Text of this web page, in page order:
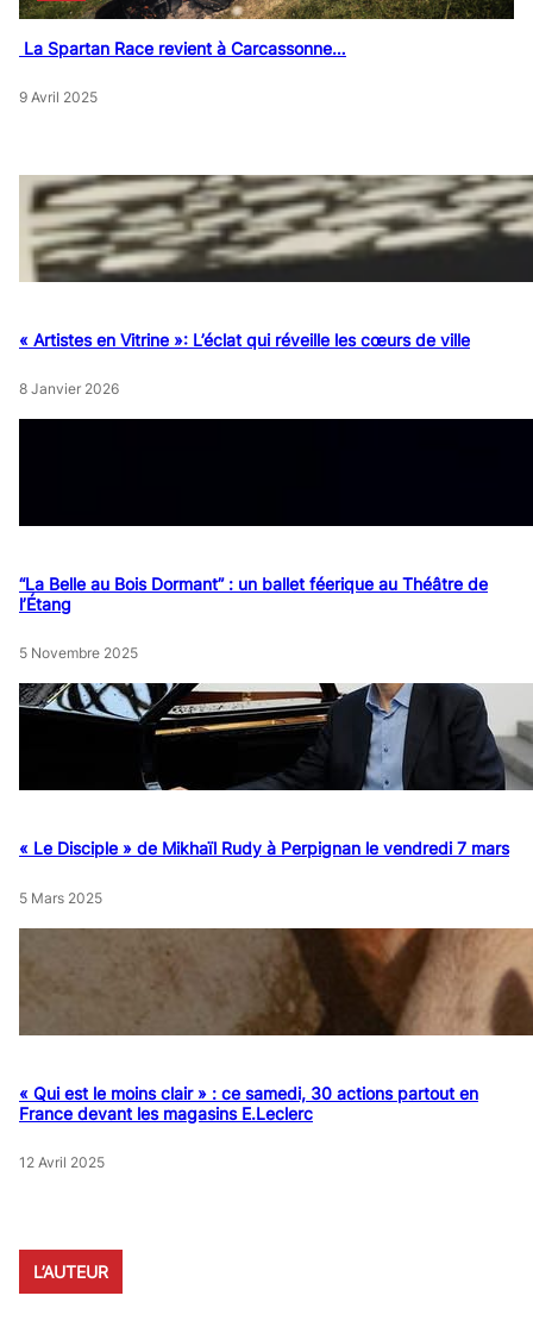
La Spartan Race revient à Carcassonne…
9 Avril 2025
« Artistes en Vitrine »: L’éclat qui réveille les cœurs de ville
8 Janvier 2026
“La Belle au Bois Dormant” : un ballet féerique au Théâtre de
l’Étang
5 Novembre 2025
« Le Disciple » de Mikhaïl Rudy à Perpignan le vendredi 7 mars
5 Mars 2025
« Qui est le moins clair » : ce samedi, 30 actions partout en
France devant les magasins E.Leclerc
12 Avril 2025
L’AUTEUR